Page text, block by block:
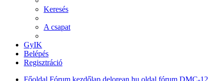
Keresés
A csapat
GyIK
Belépés
Regisztráció